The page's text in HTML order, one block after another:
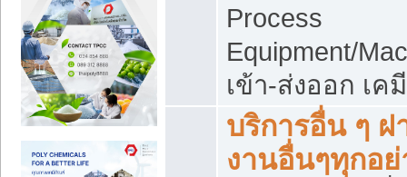
Process
Equipment/
เข้า-ส่งออก เ
บริการอื่น ๆ
งานอื่นๆทุกอ